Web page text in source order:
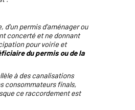
d'un permis d'aménager ou
concerté et ne donnant
pour voirie et
du permis ou de la
à des canalisations
consommateurs finals,
ce raccordement est